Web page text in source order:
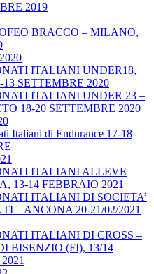
2019
BRACCO – MILANO,
ITALIANI UNDER18,
13 SETTEMBRE 2020
ITALIANI UNDER 23 –
18-20 SETTEMBRE 2020
Italiani di Endurance 17-18
ITALIANI ALLEVE
13-14 FEBBRAIO 2021
ITALIANI DI SOCIETA’
– ANCONA 20-21/02/2021
ITALIANI DI CROSS –
BISENZIO (FI), 13/14